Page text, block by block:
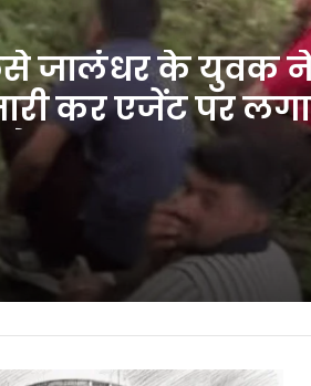
जालंधर के युवक
कर एजेंट पर